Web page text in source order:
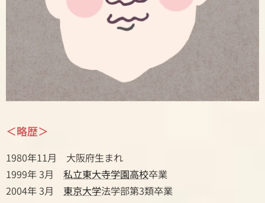
＜略歴＞
1980年11月 大阪府生まれ
1999年 3月 私立東大寺学園高校卒業
2004年 3月 東京大学法学部第3類卒業